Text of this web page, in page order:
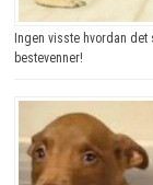
Ingen visste hvordan
bestevenner!